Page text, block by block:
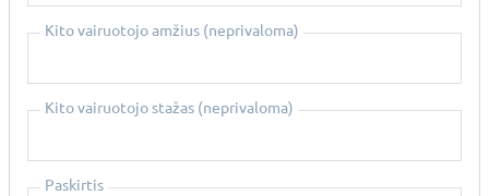
Kito vairuotojo amžius (neprivaloma)
Kito vairuotojo stažas (neprivaloma)
Paskirtis